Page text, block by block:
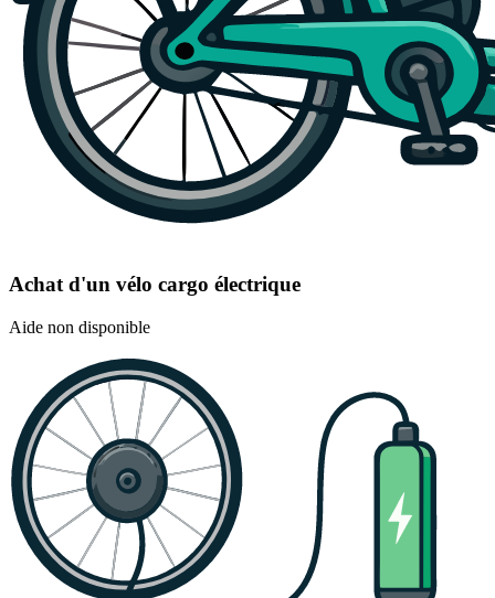
Achat d'un vélo cargo électrique
Aide non disponible